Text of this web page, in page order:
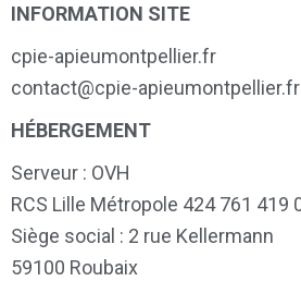
INFORMATION SITE
cpie-apieumontpellier.fr
contact@cpie-apieumontpellier.fr
HÉBERGEMENT
Serveur : OVH
RCS Lille Métropole 424 761 419
Siège social : 2 rue Kellermann
59100 Roubaix